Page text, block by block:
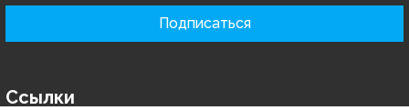
Подписаться
Ссылки